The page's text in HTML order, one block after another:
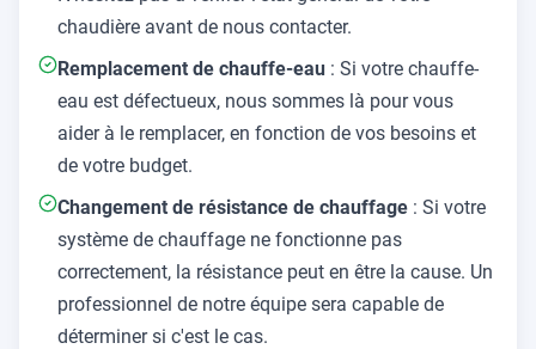
chaudière avant de nous contacter.
Remplacement de chauffe-eau : Si votre chauffe-
eau est défectueux, nous sommes là pour vous
aider à le remplacer, en fonction de vos besoins et
de votre budget.
Changement de résistance de chauffage : Si votre
système de chauffage ne fonctionne pas
correctement, la résistance peut en être la cause. Un
professionnel de notre équipe sera capable de
déterminer si c'est le cas.